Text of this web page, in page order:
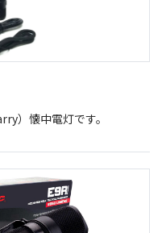
）懐中電灯です。